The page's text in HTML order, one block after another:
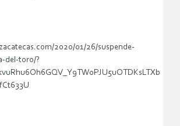
2020/01/26/suspende-
del-toro/?